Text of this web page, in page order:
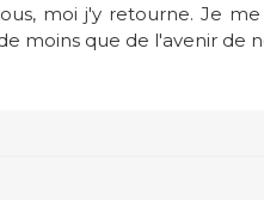
moi j'y retourne. Je
moins que de l'avenir de